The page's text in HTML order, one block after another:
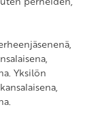
Yksilön